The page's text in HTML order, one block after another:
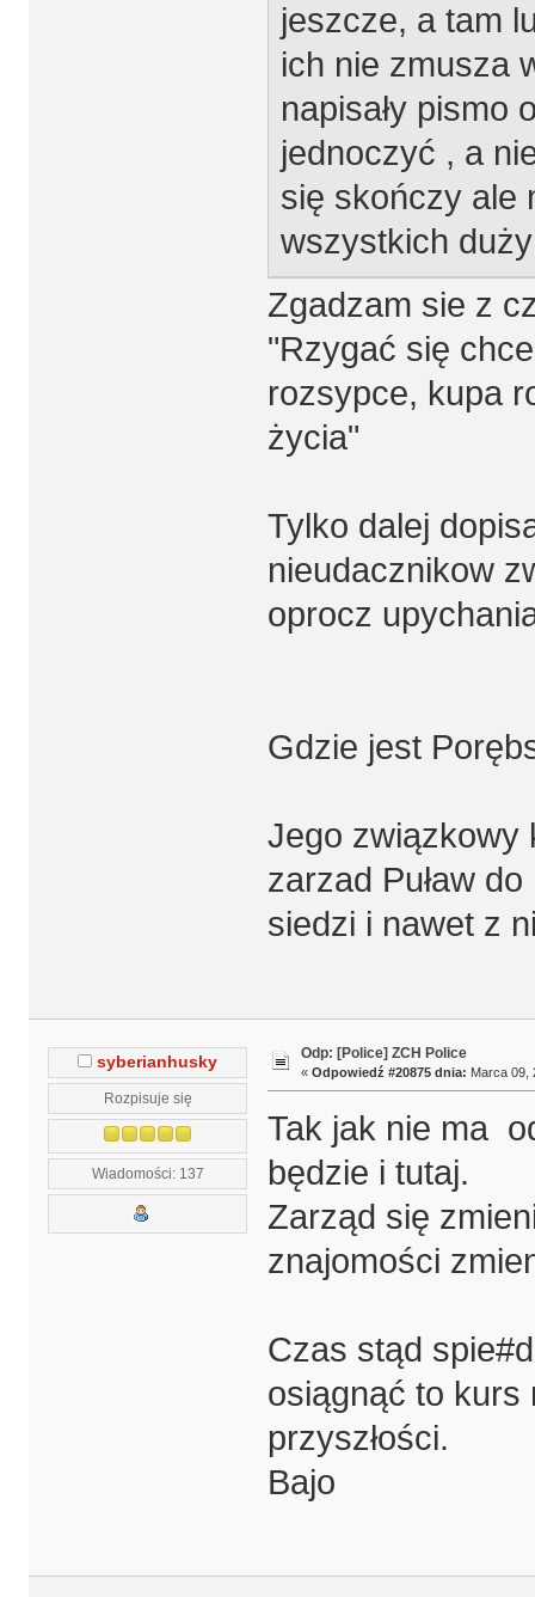
jeszcze, a tam
ich nie zmusza
napisały pismo
jednoczyć , a
się skończy ale
wszystkich
Zgadzam sie z
"Rzygać się
rozsypce, kupa
życia"
Tylko dalej
nieudacznikow
oprocz
Gdzie jest
Jego związkowy
zarzad Puław
siedzi i nawet z
syberianhusky
Rozpisuje się
Wiadomości: 137
Odp: [Police] ZCH Police
« Odpowiedź #20875 dnia: Marca 09,
Tak jak nie ma
będzie i tutaj.
Zarząd się
znajomości
Czas stąd
osiągnąć to kurs
przyszłości.
Bajo